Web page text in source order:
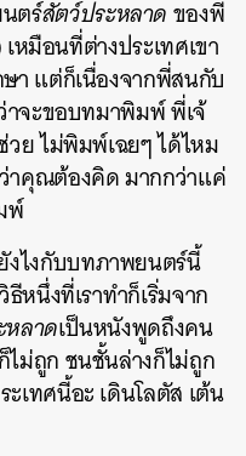
ตร์สัตว์ประหลาดของพี่
หมือนที่ต่างประเทศเขา
า แต่ก็เนื่องจากพี่สนกับ
าจะขอบทมาพิมพ์ พี่เจ้
ย ไม่พิมพ์เฉยๆ ได้ไหม
าคุณต้องคิด มากกว่าแค่
พ์
งไงกับบทภาพยนตร์นี้
หนึ่งที่เราทำก็เริ่มจาก
ลาดเป็นหนังพูดถึงคน
ม่ถูก ชนชั้นล่างก็ไม่ถูก
ทศนี้อะ เดินโลตัส เต้น